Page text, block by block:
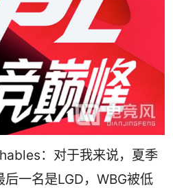
：对于我来说，夏季
一名是LGD，WBG被低